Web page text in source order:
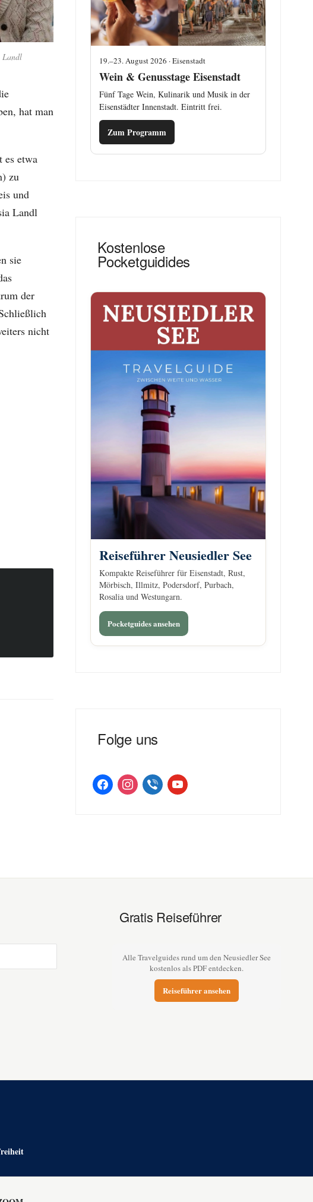
Landl
hat man
es etwa
zu
und
Landl
sie
der
nicht
19.–23. August 2026 · Eisenstadt
Wein & Genusstage Eisenstadt
Fünf Tage Wein, Kulinarik und Musik in der
Eisenstädter Innenstadt. Eintritt frei.
Zum Programm
Kostenlose
Pocketguidides
Reiseführer Neusiedler See
Kompakte Reiseführer für Eisenstadt, Rust,
Mörbisch, Illmitz, Podersdorf, Purbach,
Rosalia und Westungarn.
Pocketguides ansehen
Folge uns
facebookinstagramviber youtube
Gratis Reiseführer
Alle Travelguides rund um den Neusiedler See
kostenlos als PDF entdecken.
Reiseführer ansehen